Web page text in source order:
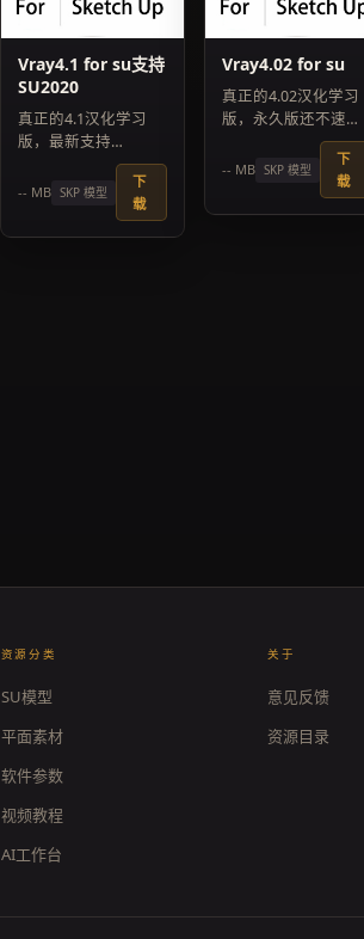
Vray4.1 for su支持
SU2020
真正的4.1汉化学习
版，最新支持
SU2020，永久版还不
速度下载使用
-- MB SKP 模型
下
载
Vray4.02 for su
真正的4.02汉化学习
版，永久版还不速度
下载使用，修复不能
批量保存通道的问题
-- MB SKP 模型
下
载
资源分类
SU模型
平面素材
软件参数
视频教程
AI工作台
关于
意见反馈
资源目录